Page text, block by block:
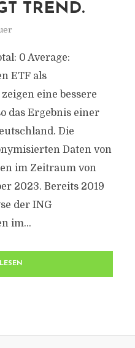
TREND.
0 Average:
ETF als
eine bessere
das Ergebnis einer
Die
Daten von
im Zeitraum von
2023. Bereits 2019
der ING
im...